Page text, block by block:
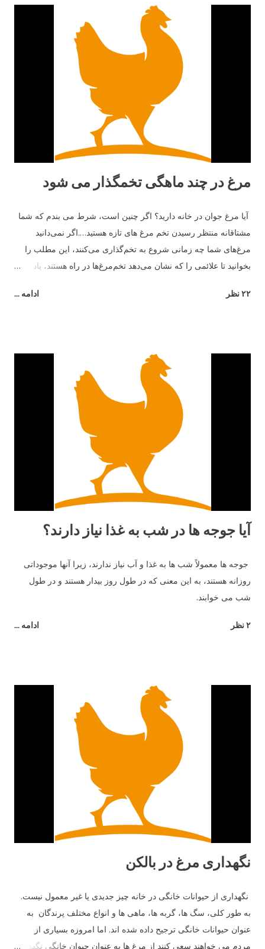
در شرایط متنوع آب‌وهوایی عملکرد خوبی نشان دهد. در مقابل، مرغ
اصلاح‌نژاد شده و به‌صورت اختصاصی برای تولید تخم‌مرغ تجاری
طراحی گردیده است. ۲. میزان تخم‌گذاری تفاوت اصلی میان این دو
عدد تخم‌مرغ در سال تولید می‌کند. در حالی‌که مرغ بلک استار کمی
مرغ در چند ماهگی تخمگذار می شود
آیا مرغ جوان در خانه دارید؟ اگر چنین است، شرط می بندم که شما
مشتاقانه منتظر رسیدن تخم مرغ های تازه هستید….اگر نمی‌دانید
مرغ‌های شما چه زمانی شروع به تخم‌گذاری می‌کنند، این مطلب را
بخوانید تا علائمی را که نشان می‌دهد تخم‌مرغ‌ها در راه هستند، یاد
می‌کنند، چگونگی نقش نژاد و چند نشانه مبنی بر اینکه تخم‌ها در راه
ها معمولا از چه سنی شروع به تخم گذاری می کنند؟ به طور متوسط ​​
مرغ های جوان در حدود 6 ماهگی شروع به تخم گذاری می کنند یا به
هفتگی شروع به تخم گذاری کنند، در حالی که برخی دیگر ممکن است
28 تا 32 هفته (نزدیک به 8 ماهگی) طول بدهند! در طول سال‌ها، ما
بطور تجربی متوجه شدیم که حدود 20 تا 22 هفتگی رایج‌ترین سن
برای شروع تخم‌گذاری مرغ‌های ما بود. نژاد مرغ و تخم گذاری علاوه بر
۲۲ نظر ادامه ...
آیا جوجه ها در شب به غذا نیاز دارند؟
جوجه ها معمولاً شب ها به غذا و آب نیاز ندارند، زیرا آنها موجوداتی
روزانه هستند، به این معنی که در طول روز بیدار هستند و در طول
شب می خوابند.
۲ نظر ادامه ...
نگهداری مرغ در بالکن
نگهداری از حیوانات خانگی در خانه چیز جدیدی یا غیر معمول نیست.
به طور کلی، سگ ها، گربه ها، ماهی ها و انواع مختلف پرندگان به
عنوان حیوانات خانگی ترجیح داده شده اند. اما امروزه بسیاری از
مردم می خواهند سعی کنند از مرغ ها به عنوان حیوان خانگی نگهداری